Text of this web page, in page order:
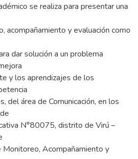
se realiza para presentar una
acompañamiento y evaluación como
dar solución a un problema
y los aprendizajes de los
del área de Comunicación, en los
N°80075, distrito de Virú –
Acompañamiento y